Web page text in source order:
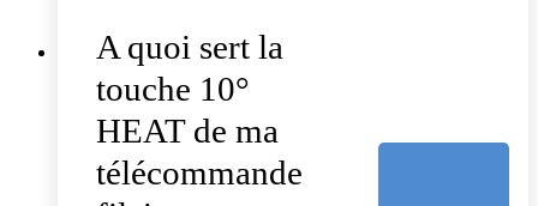
A quoi sert la
touche 10°
HEAT de ma
télécommande